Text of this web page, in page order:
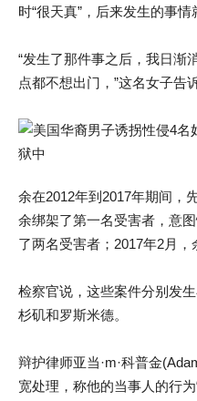
时“很天真”，后来发生的事情
“发生了那件事之后，我日渐
点都不想出门，”这名女子告
余在2012年到2017年期间，
余绑架了第一名受害者，意
了两名受害者；2017年2月，
检察官说，这些案件分别发
杉矶和罗斯米德。
辩护律师亚当·m·科普金
宽处理，称他的当事人的行